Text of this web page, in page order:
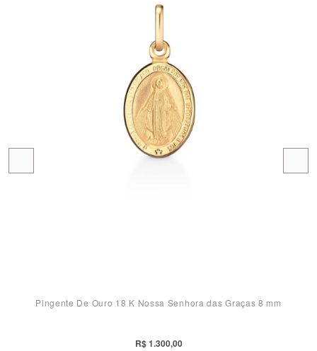
Pingente De Ouro 18 K Nossa Senhora das Graças 8 mm
R$ 1.300,00